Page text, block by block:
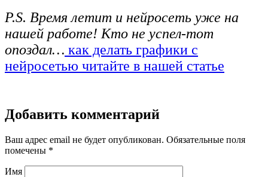
P.S. Время летит и нейросеть уже на
нашей работе! Кто не успел-тот
опоздал… как делать графики с
нейросетью читайте в нашей статье
Добавить комментарий
Ваш адрес email не будет опубликован. Обязательные поля
помечены *
Имя